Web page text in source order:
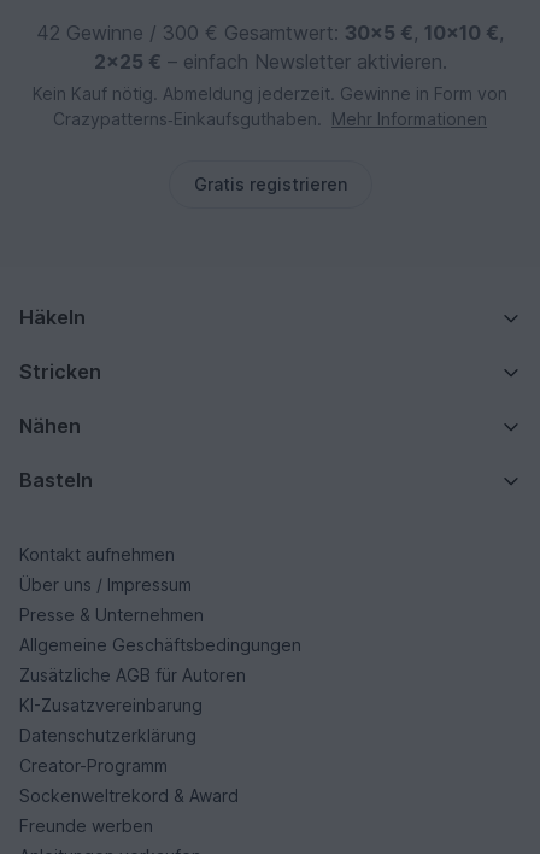
42 Gewinne / 300 € Gesamtwert: 30×5 €, 10×10 €,
2×25 € – einfach Newsletter aktivieren.
Kein Kauf nötig. Abmeldung jederzeit. Gewinne in Form von
Crazypatterns‑Einkaufsguthaben.
Mehr Informationen
Gratis registrieren
Häkeln
Stricken
Nähen
Basteln
Kontakt aufnehmen
Über uns / Impressum
Presse & Unternehmen
Allgemeine Geschäftsbedingungen
Zusätzliche AGB für Autoren
KI-Zusatzvereinbarung
Datenschutzerklärung
Creator-Programm
Sockenweltrekord & Award
Freunde werben